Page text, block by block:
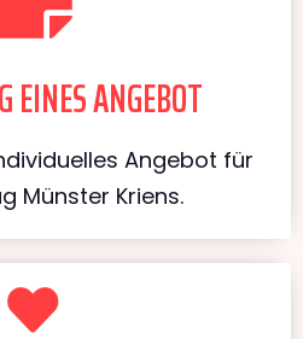
EINES ANGEBOT
Angebot für
Münster Kriens.